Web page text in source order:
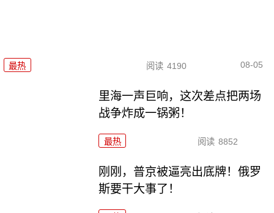
最热 阅读 4190 08-05
里海一声巨响，这次差点把两场
战争炸成一锅粥！
最热 阅读 8852
刚刚，普京被逼亮出底牌！俄罗
斯要干大事了！